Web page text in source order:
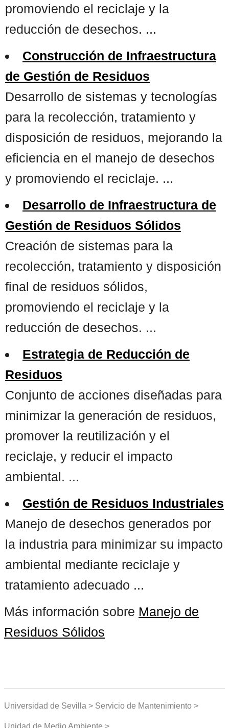
promoviendo el reciclaje y la
reducción de desechos. ...
Construcción de Infraestructura
de Gestión de Residuos
Desarrollo de sistemas y tecnologías
para la recolección, tratamiento y
disposición de residuos, mejorando la
eficiencia en el manejo de desechos
y promoviendo el reciclaje. ...
Desarrollo de Infraestructura de
Gestión de Residuos Sólidos
Creación de sistemas para la
recolección, tratamiento y disposición
final de residuos sólidos,
promoviendo el reciclaje y la
reducción de desechos. ...
Estrategia de Reducción de
Residuos
Conjunto de acciones diseñadas para
minimizar la generación de residuos,
promover la reutilización y el
reciclaje, y reducir el impacto
ambiental. ...
Gestión de Residuos Industriales
Manejo de desechos generados por
la industria para minimizar su impacto
ambiental mediante reciclaje y
tratamiento adecuado ...
Más información sobre Manejo de
Residuos Sólidos
Universidad de Sevilla > Servicio de Mantenimiento >
Unidad de Medio Ambiente >